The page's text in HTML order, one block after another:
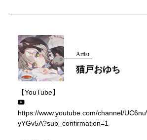
Artist
猫戸おゆち
【YouTube】
https://www.youtube.com/channel/
yYGv5A?sub_confirmation=1